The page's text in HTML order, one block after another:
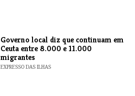
​Governo local diz que continuam em
Ceuta entre 8.000 e 11.000
migrantes
EXPRESSO DAS ILHAS